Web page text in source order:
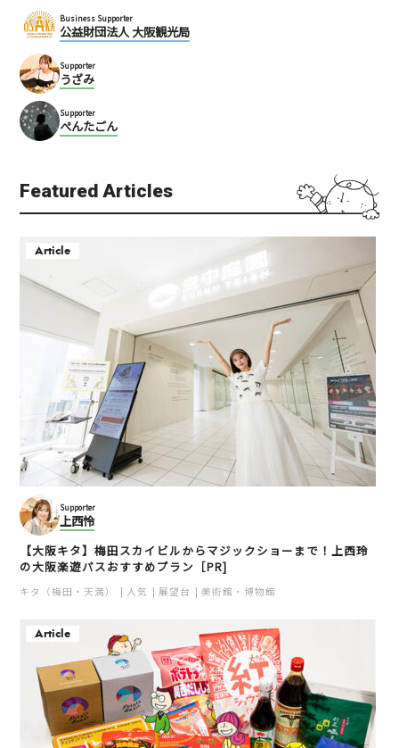
Business Supporter
公益財団法人 大阪観光局
Supporter
うざみ
Supporter
ぺんたごん
Featured Articles
Article
Supporter
上西怜
【大阪キタ】梅田スカイビルからマジックショーまで！上西玲
の大阪楽遊パスおすすめプラン［PR]
キタ（梅田・天満） 人気 展望台 美術館・博物館
Article